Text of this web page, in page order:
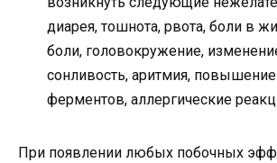
диарея, тошнота, рвота, боли в
боли, головокружение,
сонливость, аритмия,
ферментов, аллергические
При появлении любых побочных